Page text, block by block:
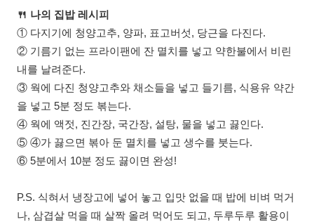
🍴 나의 집밥 레시피
① 다지기에 청양고추, 양파, 표고버섯, 당근을 다진다.
② 기름기 없는 프라이팬에 잔 멸치를 넣고 약한불에서 비린
내를 날려준다.
③ 웍에 다진 청양고추와 채소들을 넣고 들기름, 식용유 약간
을 넣고 5분 정도 볶는다.
④ 웍에 액젓, 진간장, 국간장, 설탕, 물을 넣고 끓인다.
⑤ ④가 끓으면 볶아 둔 멸치를 넣고 생수를 붓는다.
⑥ 5분에서 10분 정도 끓이면 완성!
P.S. 식혀서 냉장고에 넣어 놓고 입맛 없을 때 밥에 비벼 먹거
나, 삼겹살 먹을 때 살짝 올려 먹어도 되고, 두루두루 활용이